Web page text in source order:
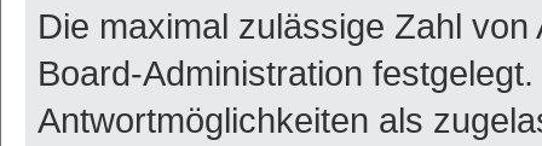
Die maximal zulässige Zahl
Board-Administration
Antwortmöglichkeiten als